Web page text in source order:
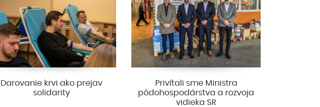
Darovanie krvi ako prejav
solidarity
Privítali sme Ministra
pôdohospodárstva a rozvoja
vidieka SR